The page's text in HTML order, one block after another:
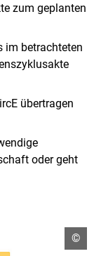
zum geplanten
im betrachteten
übertragen
oder geht
C
o
©